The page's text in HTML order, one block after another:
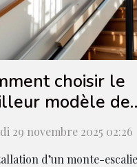
choisir le
modèle de
escalier pour
?
29 novembre 2025 02:26
d’un monte-